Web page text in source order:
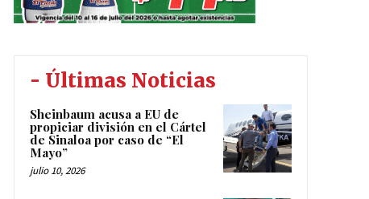
- Últimas Noticias
Sheinbaum acusa a EU de
propiciar división en el Cártel
de Sinaloa por caso de “El
Mayo”
julio 10, 2026